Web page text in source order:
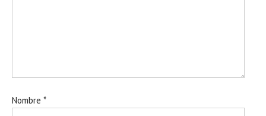
Nombre *